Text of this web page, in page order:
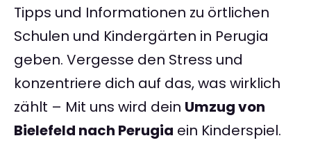
Tipps und Informationen zu örtlichen
Schulen und Kindergärten in Perugia
geben. Vergesse den Stress und
konzentriere dich auf das, was wirklich
zählt – Mit uns wird dein Umzug von
Bielefeld nach Perugia ein Kinderspiel.